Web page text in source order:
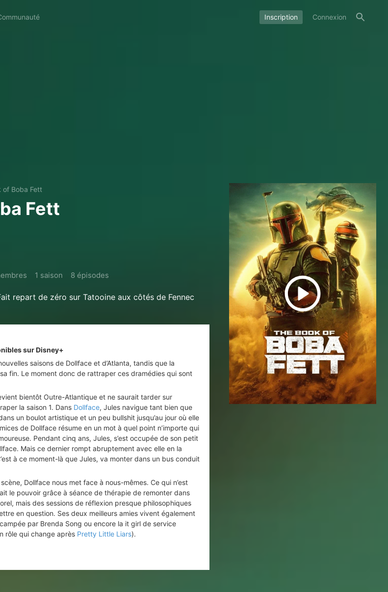
Inscription Connexion
of Boba Fett
Fett
1 saison 8 épisodes
repart de zéro sur Tatooine aux côtés de Fennec
sur Disney+
saisons de Dollface et d’Atlanta, tandis que la
fin. Le moment donc de rattraper ces dramédies qui sont
bientôt Outre-Atlantique et ne saurait tarder sur
la saison 1. Dans Dollface, Jules navigue tant bien que
un boulot artistique et un peu bullshit jusqu’au jour où elle
de Dollface résume en un mot à quel point n’importe qui
Pendant cinq ans, Jules, s’est occupée de son petit
Mais ce dernier rompt abruptement avec elle en la
à ce moment-là que Jules, va monter dans un bus conduit
Dollface nous met face à nous-mêmes. Ce qui n’est
le pouvoir grâce à séance de thérapie de remonter dans
mais des sessions de réflexion presque philosophiques
en question. Ses deux meilleurs amies vivent également
par Brenda Song ou encore la it girl de service
rôle qui change après Pretty Little Liars).